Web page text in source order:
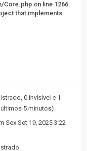
Core.php on line 1266:
that implements
0 invisivel e 1
5 minutos)
Sex Set 19, 2025 3:22